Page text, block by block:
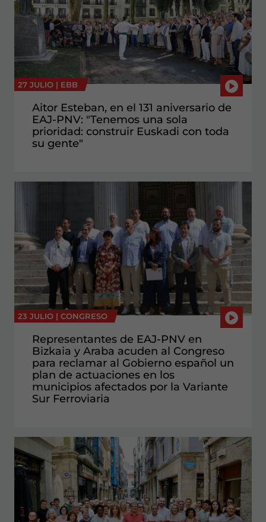
27 JULIO | EBB
Aitor Esteban, en el 131 aniversario de
EAJ-PNV: "Tenemos una sola
prioridad: construir Euskadi con toda
su gente"
23 JULIO | CONGRESO
Representantes de EAJ-PNV en
Bizkaia y Araba acuden al Congreso
para reclamar al Gobierno español un
plan de actuaciones en los
municipios afectados por la Variante
Sur Ferroviaria